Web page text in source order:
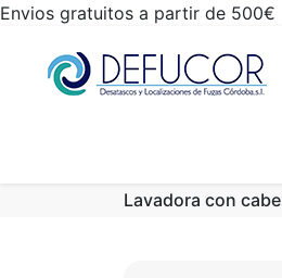
Envios gratuitos a partir de 500€
Lavadora con